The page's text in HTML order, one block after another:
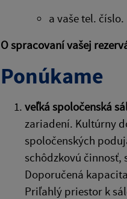
a vaše tel. číslo.
O spracovaní vašej
Ponúkame
veľká spoločenská
zariadení. Kultúrny
spoločenských
schôdzkovú činnosť,
Doporučená
Priľahlý priestor k